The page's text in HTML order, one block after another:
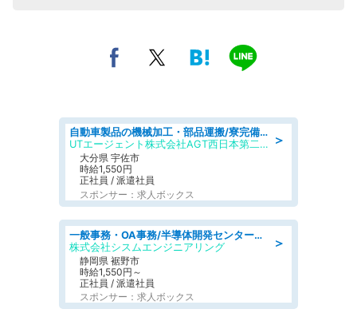
＞
自動車製品の機械加工・部品運搬/寮完備/日払い/工場・製造
UTエージェント株式会社AGT西日本第二CU
大分県 宇佐市
時給1,550円
正社員 / 派遣社員
スポンサー：求人ボックス
＞
一般事務・OA事務/半導体開発センター内で事務&軽作業スタッフ、募集
株式会社シスムエンジニアリング
静岡県 裾野市
時給1,550円～
正社員 / 派遣社員
スポンサー：求人ボックス